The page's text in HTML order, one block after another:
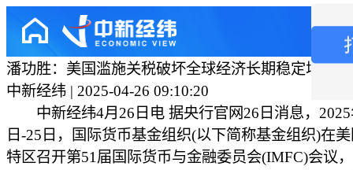
潘功胜：美国滥施关税破坏全球经济长期稳定增长
中新经纬 | 2025-04-26 09:10:20
中新经纬4月26日电 据央行官网26日消息，2025
日-25日，国际货币基金组织(以下简称基金组织)在
特区召开第51届国际货币与金融委员会(IMFC)会议